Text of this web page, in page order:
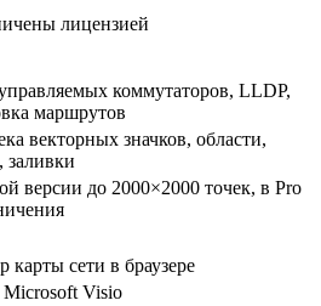
лицензией
коммутаторов, LLDP,
маршрутов
векторных значков, области,
заливки
версии до 2000×2000 точек, в Pro
карты сети в браузере
Visio